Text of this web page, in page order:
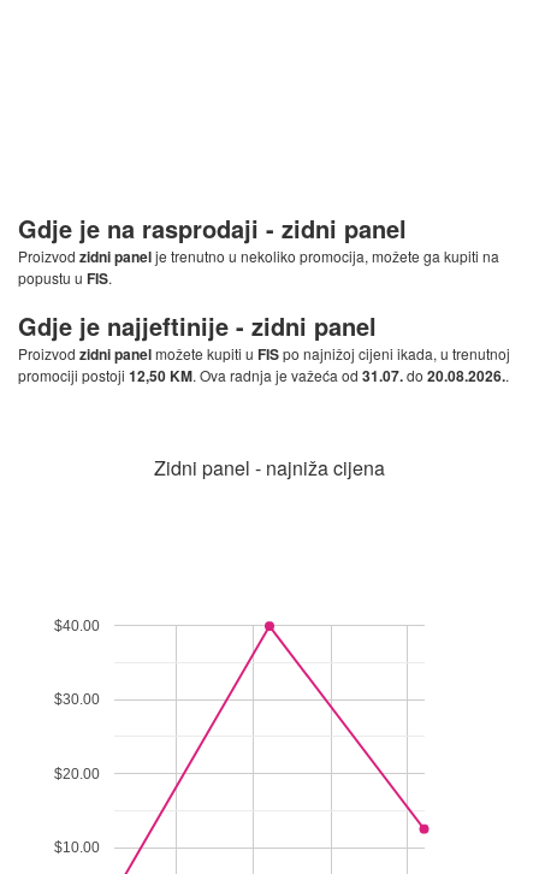
Gdje je na rasprodaji - zidni panel
Proizvod zidni panelje trenutno u nekoliko promocija, možete ga kupiti na
popustu u FIS.
Gdje je najjeftinije - zidni panel
Proizvod zidni panelmožete kupiti u FISpo najnižoj cijeni ikada, u trenutnoj
promociji postoji 12,50 KM. Ova radnja je važeća od 31.07.do 20.08.2026..
Zidni panel - najniža cijena
$10.00
$20.00
$30.00
$40.00